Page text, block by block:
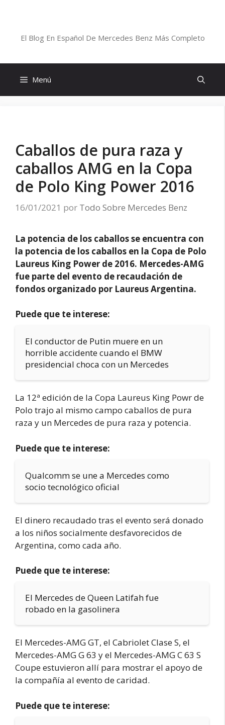
El Blog En Español De Mercedes Benz Más Completo
Menú
Caballos de pura raza y
caballos AMG en la Copa
de Polo King Power 2016
16/01/2021 por Todo Sobre Mercedes Benz
La potencia de los caballos se encuentra con
la potencia de los caballos en la Copa de Polo
Laureus King Power de 2016. Mercedes-AMG
fue parte del evento de recaudación de
fondos organizado por Laureus Argentina.
Puede que te interese:
El conductor de Putin muere en un
horrible accidente cuando el BMW
presidencial choca con un Mercedes
La 12ª edición de la Copa Laureus King Powr de
Polo trajo al mismo campo caballos de pura
raza y un Mercedes de pura raza y potencia.
Puede que te interese:
Qualcomm se une a Mercedes como
socio tecnológico oficial
El dinero recaudado tras el evento será donado
a los niños socialmente desfavorecidos de
Argentina, como cada año.
Puede que te interese:
El Mercedes de Queen Latifah fue
robado en la gasolinera
El Mercedes-AMG GT, el Cabriolet Clase S, el
Mercedes-AMG G 63 y el Mercedes-AMG C 63 S
Coupe estuvieron allí para mostrar el apoyo de
la compañía al evento de caridad.
Puede que te interese: